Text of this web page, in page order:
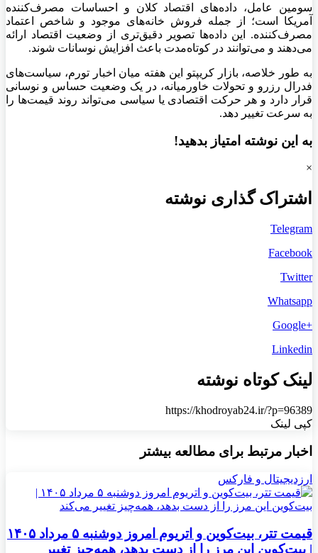
سومین عامل، داده‌های اقتصاد کلان و احساسات مصرف‌کننده
آمریکا است؛ از جمله فروش خانه‌های موجود و شاخص اعتماد
مصرف‌کننده. این داده‌ها تصویر دقیق‌تری از وضعیت اقتصاد ارائه
می‌دهند و می‌توانند در کوتاه‌مدت باعث افزایش نوسانات شوند.
به طور خلاصه، بازار کریپتو این هفته میان اخبار تورم، سیاست‌های
فدرال رزرو و تحولات خاورمیانه، در یک وضعیت حساس و نوسانی
قرار دارد و هر حرکت اقتصادی یا سیاسی می‌تواند روند قیمت‌ها را
به سرعت تغییر دهد.
به این نوشته امتیاز بدهید!
×
اشتراک گذاری نوشته
Telegram
Facebook
Twitter
Whatsapp
+Google
Linkedin
لینک کوتاه نوشته
https://khodroyab24.ir/?p=96389
کپی لینک
اخبار مرتبط برای مطالعه بیشتر
ارزدیجیتال و فارکس
قیمت تتر، بیت‌کوین و اتریوم امروز دوشنبه ۵ مرداد ۱۴۰۵
| بیت‌کوین این مرز را از دست بدهد، همه‌چیز تغییر